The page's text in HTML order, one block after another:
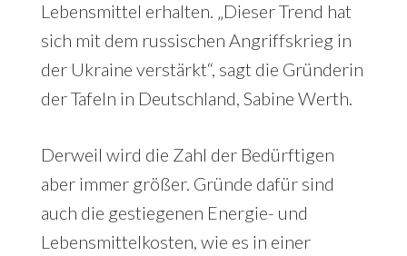
Lebensmittel erhalten. „Dieser Trend hat
sich mit dem russischen Angriffskrieg in
der Ukraine verstärkt“, sagt die Gründerin
der Tafeln in Deutschland, Sabine Werth.
Derweil wird die Zahl der Bedürftigen
aber immer größer. Gründe dafür sind
auch die gestiegenen Energie- und
Lebensmittelkosten, wie es in einer